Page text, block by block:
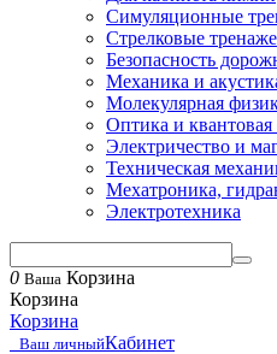
Симуляционные
Стрелковые
Безопасность
Механика и
Молекулярная
Оптика и квантовая
Электричество и
Техническая
Мехатроника,
Электротехника
0 Ваша Корзина
Корзина
Корзина
Ваш личныйКабинет